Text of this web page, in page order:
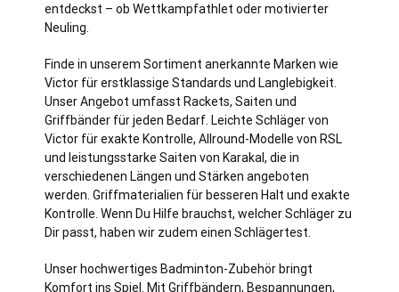
entdeckst – ob Wettkampfathlet oder motivierter
Neuling.
Finde in unserem Sortiment anerkannte Marken wie
Victor für erstklassige Standards und Langlebigkeit.
Unser Angebot umfasst Rackets, Saiten und
Griffbänder für jeden Bedarf. Leichte Schläger von
Victor für exakte Kontrolle, Allround-Modelle von RSL
und leistungsstarke Saiten von Karakal, die in
verschiedenen Längen und Stärken angeboten
werden. Griffmaterialien für besseren Halt und exakte
Kontrolle. Wenn Du Hilfe brauchst, welcher Schläger zu
Dir passt, haben wir zudem einen Schlägertest.
Unser hochwertiges Badminton-Zubehör bringt
Komfort ins Spiel. Mit Griffbändern, Bespannungen,